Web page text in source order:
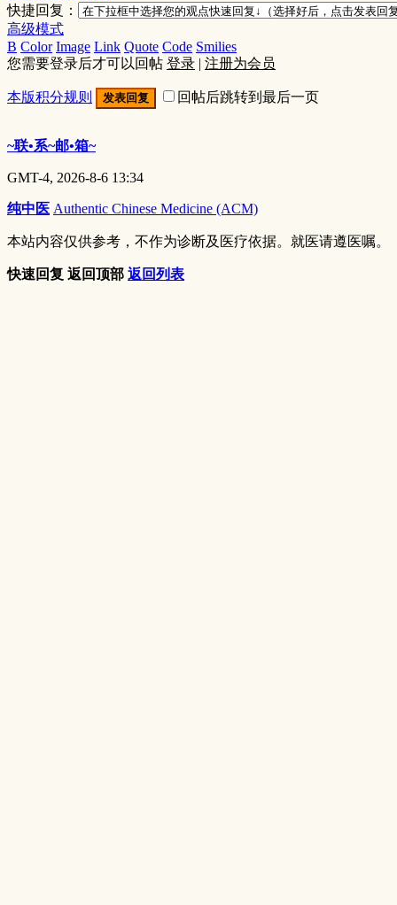
快捷回复：
高级模式
B Color Image Link Quote Code Smilies
您需要登录后才可以回帖 登录 | 注册为会员
本版积分规则 发表回复 回帖后跳转到最后一页
~联•系~邮•箱~
GMT-4, 2026-8-6 13:34
纯中医 Authentic Chinese Medicine (ACM)
本站内容仅供参考，不作为诊断及医疗依据。就医请遵医嘱。
快速回复 返回顶部 返回列表